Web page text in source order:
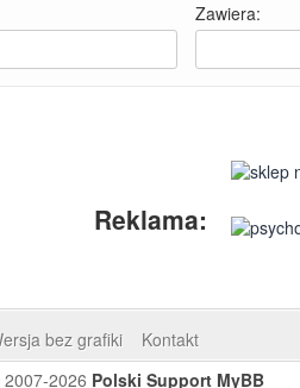
Zawiera:
Reklama:
bez grafiki
Kontakt
2007-2026 Polski Support MyBB